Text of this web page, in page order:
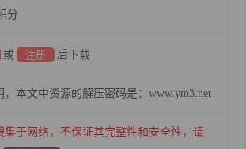
分
或 注册 后下载
，本文中资源的解压密码是：www.ym3.net
集于网络，不保证其完整性和安全性，请